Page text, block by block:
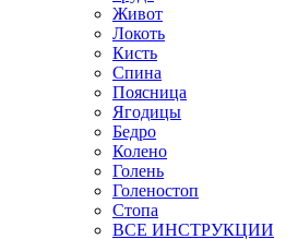
Живот
Локоть
Кисть
Спина
Поясница
Ягодицы
Бедро
Колено
Голень
Голеностоп
Стопа
ВСЕ ИНСТРУКЦИИ